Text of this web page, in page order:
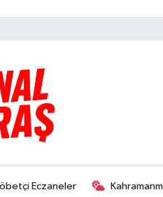
Eczaneler